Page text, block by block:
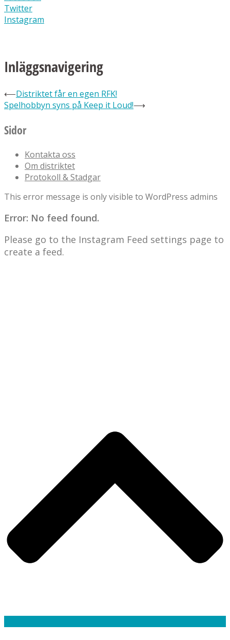
Twitter
Instagram
Inläggsnavigering
⟵Distriktet får en egen RFK!
Spelhobbyn syns på Keep it Loud!⟶
Sidor
Kontakta oss
Om distriktet
Protokoll & Stadgar
This error message is only visible to WordPress admins
Error: No feed found.
Please go to the Instagram Feed settings page to
create a feed.